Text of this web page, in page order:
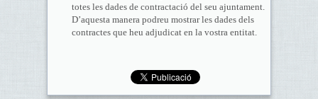
totes les dades de contractació del seu ajuntament.
D’aquesta manera podreu mostrar les dades dels
contractes que heu adjudicat en la vostra entitat.